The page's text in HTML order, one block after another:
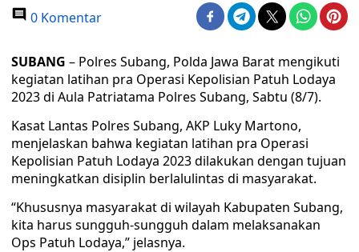
0 Komentar
SUBANG – Polres Subang, Polda Jawa Barat mengikuti
kegiatan latihan pra Operasi Kepolisian Patuh Lodaya
2023 di Aula Patriatama Polres Subang, Sabtu (8/7).
Kasat Lantas Polres Subang, AKP Luky Martono,
menjelaskan bahwa kegiatan latihan pra Operasi
Kepolisian Patuh Lodaya 2023 dilakukan dengan tujuan
meningkatkan disiplin berlalulintas di masyarakat.
“Khususnya masyarakat di wilayah Kabupaten Subang,
kita harus sungguh-sungguh dalam melaksanakan
Ops Patuh Lodaya,” jelasnya.